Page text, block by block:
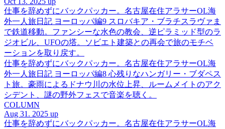
仕事を辞めずにバックパッカー。名古屋在住アラサーOL海
外一人旅日記 ヨーロッパ編9 スロバキア・ブラチスラヴァま
で鉄道移動。ファンシーな水色の教会、逆ピラミッド型のラ
ジオビル、UFOの塔。ソビエト建築との再会で旅のモチベ
ーションを取り戻す。
仕事を辞めずにバックパッカー。名古屋在住アラサーOL海
外一人旅日記 ヨーロッパ編8 心残りなハンガリー・ブダペス
ト旅。豪雨によるドナウ川の水位上昇、ルームメイトのアク
シデント、謎の野外フェスで音楽を聴く。
COLUMN
Aug 31. 2025 up
仕事を辞めずにバックパッカー。名古屋在住アラサーOL海